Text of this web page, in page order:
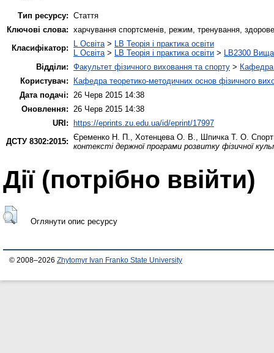
Тип ресурсу: Стаття
Ключові слова: харчування спортсменів, режим, тренування,
Класифікатор:
L Освіта > LB Теорія і практика освіти
L Освіта > LB Теорія і практика освіти > LB2300 Вища
Відділи: Факультет фізичного виховання та спорту > Кафедра
Користувач:
Кафедра теоретико-методичних основ фізичного
Дата подачі:
26 Черв 2015 14:38
Оновлення:
26 Черв 2015 14:38
URI: https://eprints.zu.edu.ua/id/eprint/17997
ДСТУ 8302:2015: Єременко Н. П. Хотенцева О. В. Шпичка Т. О.
контексті держної програми розвитку фізичної
Дії ​​(потрібно ввійти)
Оглянути опис ресурсу
© 2008–2026 Zhytomyr Ivan Franko State University